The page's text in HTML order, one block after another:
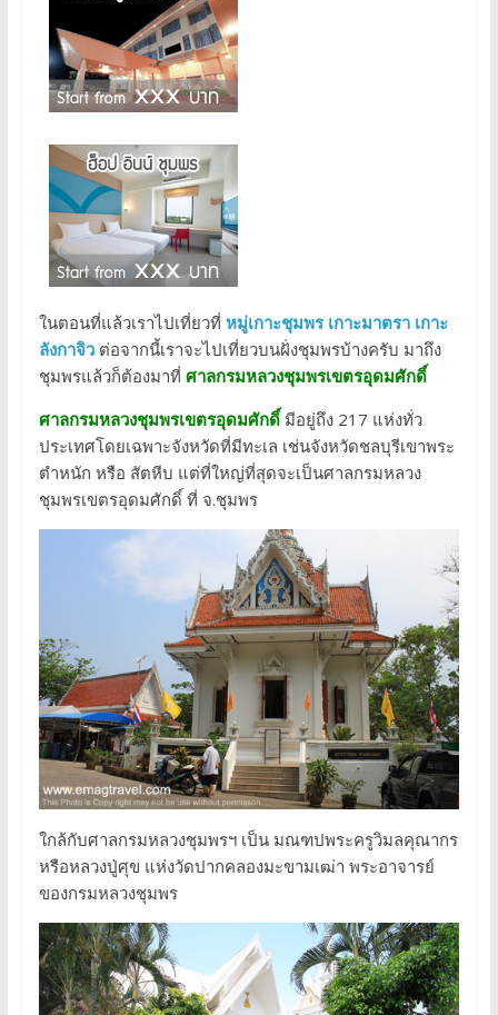
ในตอนที่แล้วเราไปเที่ยวที่ หมู่เกาะชุมพร เกาะมาตรา เกาะ
ลังกาจิวต่อจากนี้เราจะไปเที่ยวบนฝั่งชุมพรบ้างครับ มาถึง
ชุมพรแล้วก็ต้องมาที่ ศาลกรมหลวงชุมพรเขตรอุดมศักดิ์
ศาลกรมหลวงชุมพรเขตรอุดมศักดิ์มีอยู่ถึง 217 แห่งทั่ว
ประเทศโดยเฉพาะจังหวัดที่มีทะเล เช่นจังหวัดชลบุรีเขาพระ
ตำหนัก หรือ สัตหีบ แต่ที่ใหญ่ที่สุดจะเป็นศาลกรมหลวง
ชุมพรเขตรอุดมศักดิ์ ที่ จ.ชุมพร
ใกล้กับศาลกรมหลวงชุมพรฯ เป็น มณฑปพระครูวิมลคุณากร
หรือหลวงปู่ศุข แห่งวัดปากคลองมะขามเฒ่า พระอาจารย์
ของกรมหลวงชุมพร